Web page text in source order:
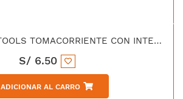
[TXI611U] UYUSTOOLS TOMACORRIENTE CON INTERRUPTOR PC-BLANCA
S/ 6.50
ADICIONAR AL CARRO